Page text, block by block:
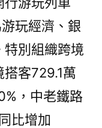
玩經濟、銀
別組織跨境
客729.1萬
，中老鐵路
比增加